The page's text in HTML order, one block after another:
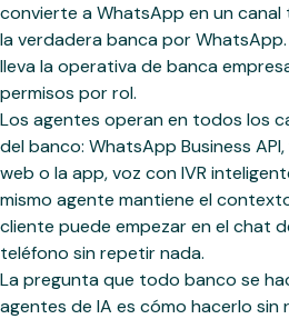
convierte a WhatsApp en un
la verdadera banca por
lleva la operativa de banca
permisos por rol.
Los agentes operan en todos los
del banco: WhatsApp Business
web o la app, voz con IVR
mismo agente mantiene el
cliente puede empezar en el chat
teléfono sin repetir nada.
La pregunta que todo banco se
agentes de IA es cómo hacerlo sin